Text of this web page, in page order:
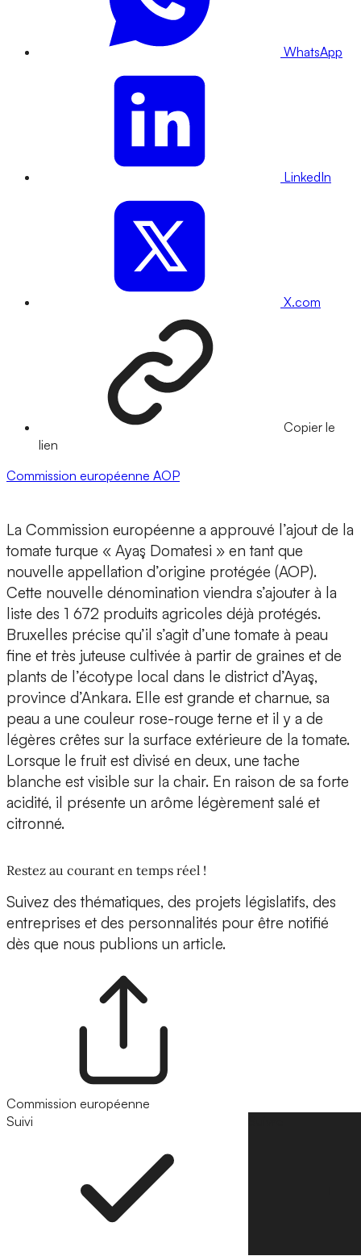
WhatsApp
LinkedIn
X.com
Copier le
lien
Commission européenne AOP
La Commission européenne a approuvé l’ajout de la
tomate turque « Ayaş Domatesi » en tant que
nouvelle appellation d’origine protégée (AOP).
Cette nouvelle dénomination viendra s’ajouter à la
liste des 1 672 produits agricoles déjà protégés.
Bruxelles précise qu’il s’agit d’une tomate à peau
fine et très juteuse cultivée à partir de graines et de
plants de l’écotype local dans le district d’Ayaş,
province d’Ankara. Elle est grande et charnue, sa
peau a une couleur rose-rouge terne et il y a de
légères crêtes sur la surface extérieure de la tomate.
Lorsque le fruit est divisé en deux, une tache
blanche est visible sur la chair. En raison de sa forte
acidité, il présente un arôme légèrement salé et
citronné.
Restez au courant en temps réel !
Suivez des thématiques, des projets législatifs, des
entreprises et des personnalités pour être notifié
dès que nous publions un article.
Commission européenne
Suivi